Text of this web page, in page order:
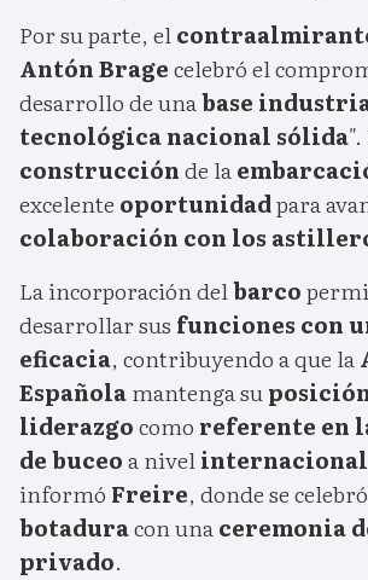
Por su parte, el
Antón Bragecelebró el
desarrollo de unabase
tecnológica nacional sólida
construcciónde la
excelente oportunidadpara
colaboración con los
La incorporación delbarco
desarrollar sus funciones con
eficacia, contribuyendo a que la
Españolamantenga su
liderazgocomo referente en
de buceoa nivelinternacional
informó Freire, donde se
botaduracon unaceremonia
privado.